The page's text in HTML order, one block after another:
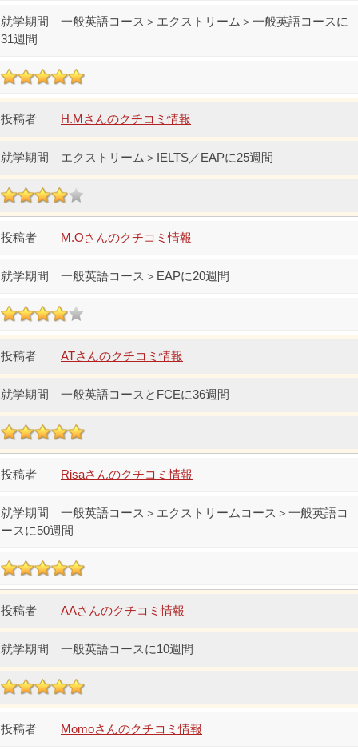
一般英語コース＞エクストリーム＞一般英語コースに
31週間
H.Mさんのクチコミ情報
エクストリーム＞IELTS／EAPに25週間
M.Oさんのクチコミ情報
一般英語コース＞EAPに20週間
ATさんのクチコミ情報
一般英語コースとFCEに36週間
Risaさんのクチコミ情報
一般英語コース＞エクストリームコース＞一般英語コ
ースに50週間
AAさんのクチコミ情報
一般英語コースに10週間
Momoさんのクチコミ情報